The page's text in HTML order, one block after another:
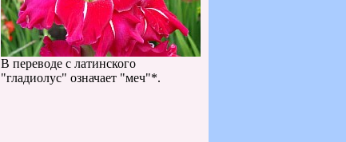
В переводе с латинского
"гладиолус" означает "меч"*.